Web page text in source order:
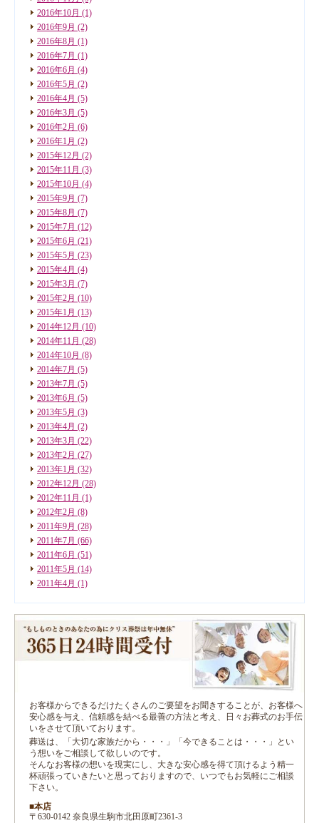
2016年10月 (1)
2016年9月 (2)
2016年8月 (1)
2016年7月 (1)
2016年6月 (4)
2016年5月 (2)
2016年4月 (5)
2016年3月 (5)
2016年2月 (6)
2016年1月 (2)
2015年12月 (2)
2015年11月 (3)
2015年10月 (4)
2015年9月 (7)
2015年8月 (7)
2015年7月 (12)
2015年6月 (21)
2015年5月 (23)
2015年4月 (4)
2015年3月 (7)
2015年2月 (10)
2015年1月 (13)
2014年12月 (10)
2014年11月 (28)
2014年10月 (8)
2014年7月 (5)
2013年7月 (5)
2013年6月 (5)
2013年5月 (3)
2013年4月 (2)
2013年3月 (22)
2013年2月 (27)
2013年1月 (32)
2012年12月 (28)
2012年11月 (1)
2012年2月 (8)
2011年9月 (28)
2011年7月 (66)
2011年6月 (51)
2011年5月 (14)
2011年4月 (1)
お客様からできるだけたくさんのご要望をお聞きすることが、お客様へ
安心感を与え、信頼感を結べる最善の方法と考え、日々お葬式のお手伝
いをさせて頂いております。
葬送は、「大切な家族だから・・・」「今できることは・・・」とい
う想いをご相談して欲しいのです。
そんなお客様の想いを現実にし、大きな安心感を得て頂けるよう精一
杯頑張っていきたいと思っておりますので、いつでもお気軽にご相談
下さい。
■本店
〒630-0142 奈良県生駒市北田原町2361-3